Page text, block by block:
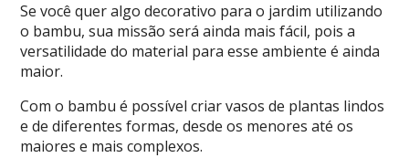
Se você quer algo decorativo para o jardim utilizando
o bambu, sua missão será ainda mais fácil, pois a
versatilidade do material para esse ambiente é ainda
maior.
Com o bambu é possível criar vasos de plantas lindos
e de diferentes formas, desde os menores até os
maiores e mais complexos.